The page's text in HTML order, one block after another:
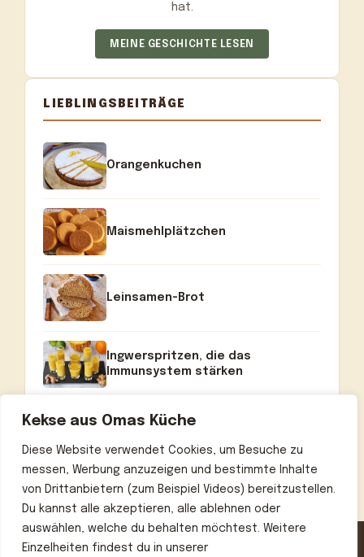
Kekse aus Omas Küche
Diese Website verwendet Cookies, um Besuche zu
messen, Werbung anzuzeigen und bestimmte Inhalte
von Drittanbietern (zum Beispiel Videos) bereitzustellen.
Du kannst alle akzeptieren, alle ablehnen oder
auswählen, welche du behalten möchtest. Weitere
Einzelheiten findest du in unserer
hat.
MEINE GESCHICHTE LESEN
LIEBLINGSBEITRÄGE
Orangenkuchen
Maismehlplätzchen
Leinsamen-Brot
Ingwerspritzen, die das
Immunsystem stärken